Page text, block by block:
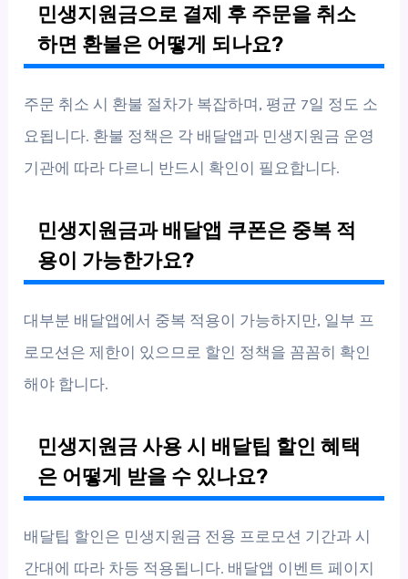
민생지원금으로 결제 후 주문을 취소
하면 환불은 어떻게 되나요?
주문 취소 시 환불 절차가 복잡하며, 평균 7일 정도 소
요됩니다. 환불 정책은 각 배달앱과 민생지원금 운영
기관에 따라 다르니 반드시 확인이 필요합니다.
민생지원금과 배달앱 쿠폰은 중복 적
용이 가능한가요?
대부분 배달앱에서 중복 적용이 가능하지만, 일부 프
로모션은 제한이 있으므로 할인 정책을 꼼꼼히 확인
해야 합니다.
민생지원금 사용 시 배달팁 할인 혜택
은 어떻게 받을 수 있나요?
배달팁 할인은 민생지원금 전용 프로모션 기간과 시
간대에 따라 차등 적용됩니다. 배달앱 이벤트 페이지